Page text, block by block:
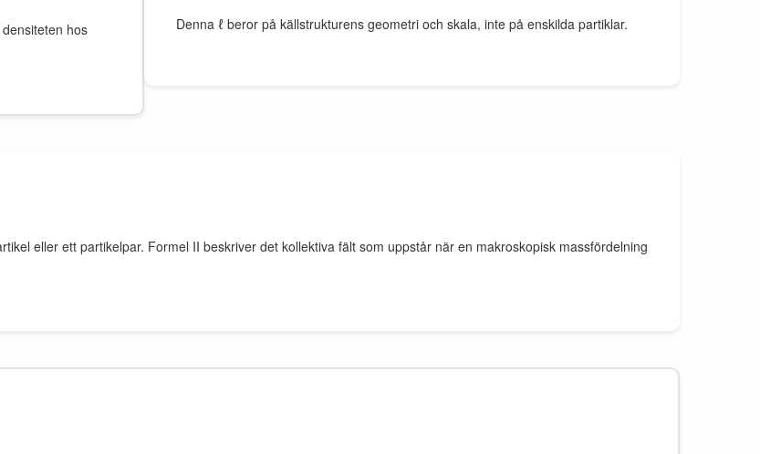
hos
Denna ℓ beror på källstrukturens geometri och skala, inte på enskilda partiklar.
eller ett partikelpar. Formel II beskriver det kollektiva fält som uppstår när en makroskopisk massfördelning